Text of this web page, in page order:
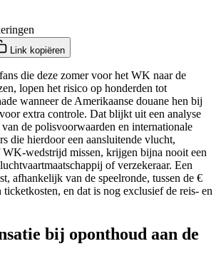
Link kopiëren
die deze zomer voor het WK naar de
lopen het risico op honderden tot
wanneer de Amerikaanse douane hen bij
extra controle. Dat blijkt uit een analyse
de polisvoorwaarden en internationale
die hierdoor een aansluitende vlucht,
wedstrijd missen, krijgen bijna nooit een
of verzekeraar. Een
afhankelijk van de speelronde, tussen de €
en dat is nog exclusief de reis- en
bij oponthoud aan de